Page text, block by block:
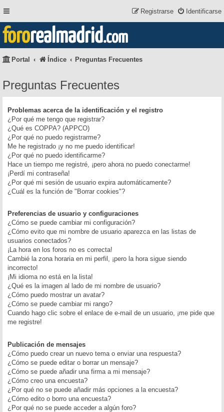
Identificarse
Registrarse
fororealmadrid.com
Portal Índice Preguntas Frecuentes
Preguntas Frecuentes
Problemas acerca de la identificación y el registro
¿Por qué me tengo que registrar?
¿Qué es COPPA? (APPCO)
¿Por qué no puedo registrarme?
Me he registrado ¡y no me puedo identificar!
¿Por qué no puedo identificarme?
Hace un tiempo me registré, ¡pero ahora no puedo conectarme!
¡Perdí mi contraseña!
¿Por qué mi sesión de usuario expira automáticamente?
¿Cuál es la función de "Borrar cookies"?
Preferencias de usuario y configuraciones
¿Cómo se puede cambiar mi configuración?
¿Cómo evito que mi nombre de usuario aparezca en las listas de
usuarios conectados?
¡La hora en los foros no es correcta!
Cambié la zona horaria en mi perfil, ¡pero la hora sigue siendo
incorrecto!
¡Mi idioma no está en la lista!
¿Qué es la imagen al lado de mi nombre de usuario?
¿Cómo puedo mostrar un avatar?
¿Cómo se puede cambiar mi rango?
Cuando hago clic sobre el enlace de e-mail de un usuario, ¡me pide que
me registre!
Publicación de mensajes
¿Cómo puedo crear un nuevo tema o enviar una respuesta?
¿Cómo se puede editar o borrar un mensaje?
¿Cómo se puede añadir una firma a mi mensaje?
¿Cómo creo una encuesta?
¿Por qué no se puede añadir más opciones a la encuesta?
¿Cómo edito o borro una encuesta?
¿Por qué no se puede acceder a algún foro?